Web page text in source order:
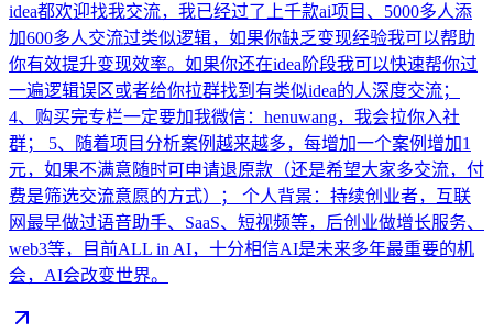
idea都欢迎找我交流，我已经过了上千款ai项目、5000多人添
加600多人交流过类似逻辑，如果你缺乏变现经验我可以帮助
你有效提升变现效率。如果你还在idea阶段我可以快速帮你过
一遍逻辑误区或者给你拉群找到有类似idea的人深度交流；
4、购买完专栏一定要加我微信：henuwang，我会拉你入社
群； 5、随着项目分析案例越来越多，每增加一个案例增加1
元，如果不满意随时可申请退原款（还是希望大家多交流，付
费是筛选交流意愿的方式）； 个人背景：持续创业者，互联
网最早做过语音助手、SaaS、短视频等，后创业做增长服务、
web3等，目前ALL in AI，十分相信AI是未来多年最重要的机
会，AI会改变世界。